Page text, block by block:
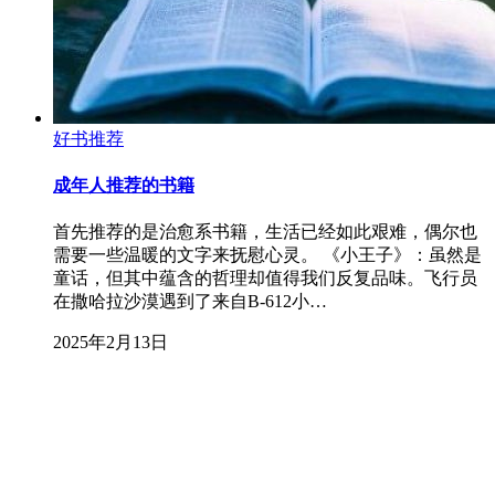
好书推荐
成年人推荐的书籍
首先推荐的是治愈系书籍，生活已经如此艰难，偶尔也
需要一些温暖的文字来抚慰心灵。 《小王子》：虽然是
童话，但其中蕴含的哲理却值得我们反复品味。飞行员
在撒哈拉沙漠遇到了来自B-612小…
2025年2月13日